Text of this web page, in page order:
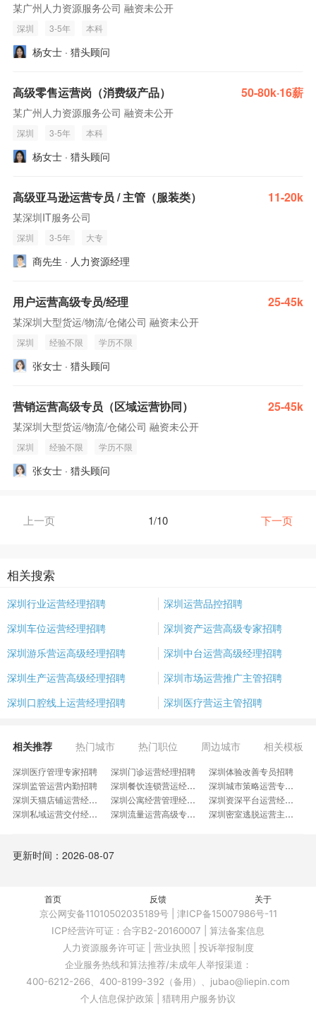
某广州人力资源服务公司 融资未公开
深圳 3-5年 本科
杨女士 · 猎头顾问
高级零售运营岗（消费级产品） 50-80k·16薪
某广州人力资源服务公司 融资未公开
深圳 3-5年 本科
杨女士 · 猎头顾问
高级亚马逊运营专员 / 主管（服装类） 11-20k
某深圳IT服务公司
深圳 3-5年 大专
商先生 · 人力资源经理
用户运营高级专员/经理 25-45k
某深圳大型货运/物流/仓储公司 融资未公开
深圳 经验不限 学历不限
张女士 · 猎头顾问
营销运营高级专员（区域运营协同） 25-45k
某深圳大型货运/物流/仓储公司 融资未公开
深圳 经验不限 学历不限
张女士 · 猎头顾问
上一页 1/10 下一页
相关搜索
深圳行业运营经理招聘
深圳运营品控招聘
深圳车位运营经理招聘
深圳资产运营高级专家招聘
深圳游乐营运高级经理招聘
深圳中台运营高级经理招聘
深圳生产运营高级经理招聘
深圳市场运营推广主管招聘
深圳口腔线上运营经理招聘
深圳医疗营运主管招聘
相关推荐 热门城市 热门职位 周边城市 相关模板
深圳医疗管理专家招聘 深圳门诊运营经理招聘
深圳体验改善专员招聘
深圳监管运营内勤招聘
深圳餐饮连锁营运经理招聘
深圳城市策略运营专家招聘
深圳天猫店铺运营经理招聘
深圳公寓经营管理经理招聘
深圳资深平台运营经理招聘
深圳私域运营交付经理招聘
深圳流量运营高级专家招聘
深圳密室逃脱运营主管招聘
深圳代理人运营管理招聘
深圳园区运营执行招聘
更新时间：2026-08-07
首页 反馈 关于